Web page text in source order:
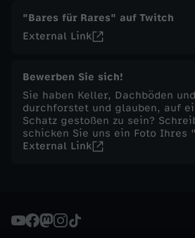
g
i
c
h
S
"Bares für Rares" auf Twitch
External Link
Bewerben Sie sich!
Sie haben Keller, Dachböden
durchforstet und glauben, auf
Schatz gestoßen zu sein?
schicken Sie uns ein Foto Ihres
External Link